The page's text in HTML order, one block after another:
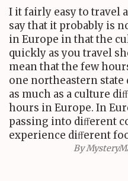
I it fairly easy to travel
say that it probably is
in Europe in that the
quickly as you travel
mean that the few
one northeastern
as much as a culture
hours in Europe. In
passing into diﬀerent
experience diﬀerent
By